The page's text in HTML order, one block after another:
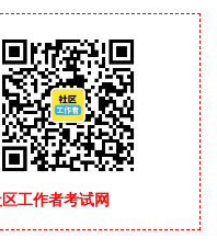
工作者考试网